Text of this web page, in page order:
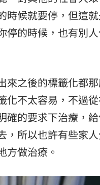
時候就要停，但這
停的時候，也有別
來之後的標籤化都
化不太容易，不過
確的要求下治療，
，所以也許有些家
方做治療。